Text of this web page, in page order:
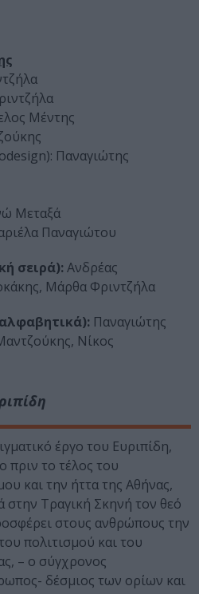
Μέντης
Παναγιώτης
Μεταξά
Παναγιώτου
σειρά): Ανδρέας
Μάρθα Φριντζήλα
Παναγιώτης
Νίκος
έργο του Ευριπίδη,
πριν το τέλος του
και την ήττα της Αθήνας,
στην Τραγική Σκηνή τον θεό
στους ανθρώπους την
πολιτισμού και του
– ο σύγχρονος
δέσμιος των ορίων και